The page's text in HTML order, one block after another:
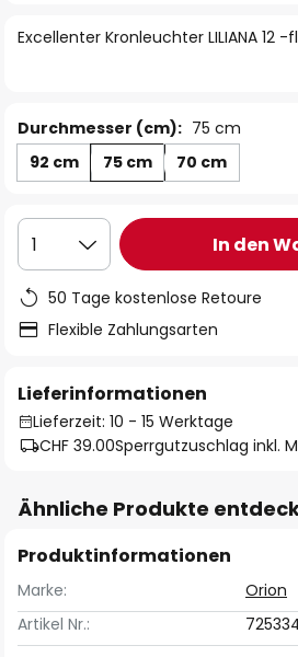
springen
Excellenter Kronleuchter LILIANA 12
Durchmesser (cm): 75 cm
92 cm
75 cm 70 cm
1 In den
50 Tage kostenlose Retoure
Flexible Zahlungsarten
Lieferinformationen
Lieferzeit: 10 - 15 Werktage
CHF 39.00Sperrgutzuschlag inkl.
Ähnliche Produkte
Produktinformationen
Marke:
Orion
Artikel Nr.: